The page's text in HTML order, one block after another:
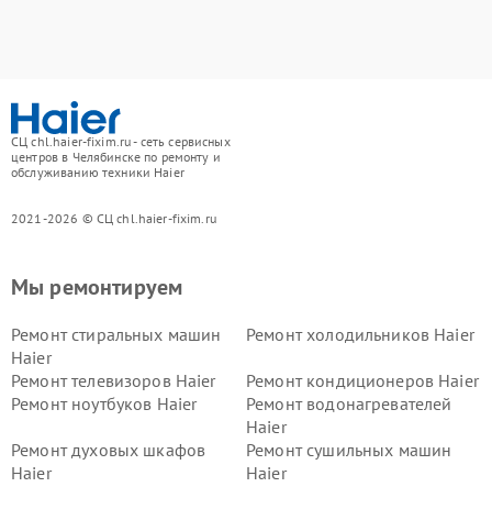
СЦ chl.haier-fixim.ru - сеть сервисных
центров в Челябинске по ремонту и
обслуживанию техники Haier
2021-2026 © СЦ chl.haier-fixim.ru
Мы ремонтируем
Ремонт стиральных машин
Haier
Ремонт холодильников Haier
Ремонт телевизоров Haier
Ремонт кондиционеров Haier
Ремонт ноутбуков Haier
Ремонт водонагревателей
Haier
Ремонт духовых шкафов
Haier
Ремонт сушильных машин
Haier